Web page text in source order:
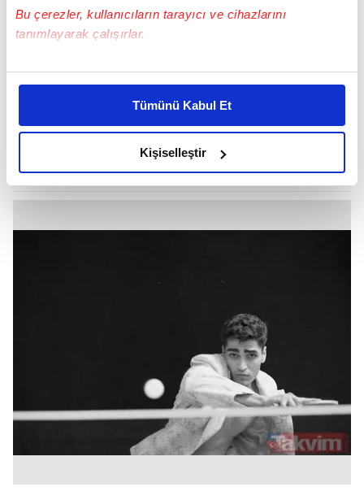
Bu çerezler, kullanıcıların tarayıcı ve cihazlarını
tanımlayarak çalışırlar.
Bu çerezlere izin vermeniz halinde sizlere özel
daha iyi reklam deneyimi yaşatabiliriz. Bunu yaparken
amacımızın size daha iyi bir reklam deneyimi sunmak
olduğunu ve sizlere en iyi içerikleri sunabilmek adına
elimizden gelen çabayı gösterdiğimizi ve bu noktada,
reklamların maliyetlerimizi karşılamak noktasında tek gelir
Sizlere daha iyi bir hizmet sunabilmek için İnternet
Sitemizde kendimize ve üçüncü kişilere ait çerezler
kullanılmaktadır. Bu çerezler vasıtasıyla çeşitli kişisel
verileriniz işlenmekte olup gerekli olan çerezler bilgi
toplumu hizmetlerinin sunulması amacıyla
kullanılmaktadır. Diğer çerezler, sitemizin daha işlevsel
kılınması ve kişiselleştirilmesi ve sizlere yönelik
sınırlı olarak açık rızanız dahilinde kullanılacaktır.
Tümünü Kabul Et
Kişiselleştir